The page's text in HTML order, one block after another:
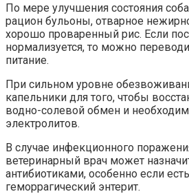
По мере улучшения состояния
рацион бульоны, отварное
хорошо проваренный рис. Если
нормализуется, то можно
питание.
При сильном уровне
капельники для того, чтобы
водно-солевой обмен и
электролитов.
В случае инфекционного
ветеринарный врач может
антибиотиками, особенно если
геморрагический энтерит.